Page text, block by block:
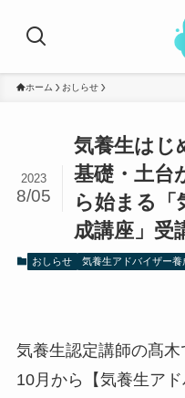
ホーム おしらせ
気養生はじ
基礎・土台
ら始まる「
成講座」受
2023
8/05
おしらせ 気養生アドバイザー養
気養生認定講師の髙木
10月から【気養生ア